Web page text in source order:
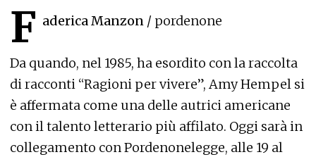
F aderica Manzon / pordenone
Da quando, nel 1985, ha esordito con la raccolta
di racconti “Ragioni per vivere”, Amy Hempel si
è affermata come una delle autrici americane
con il talento letterario più affilato. Oggi sarà in
collegamento con Pordenonelegge, alle 19 al